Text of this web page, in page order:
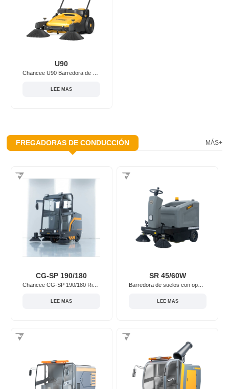
U90
Chancee U90 Barredora de piso de empuje manual/de operador a pie
LEE MAS
FREGADORAS DE CONDUCCIÓN MÁS+
CG-SP 190/180
Chancee CG-SP 190/180 Ride-on Floor Sweeper
LEE MAS
SR 45/60W
Barredora de suelos con operador a bordo Chancee SR 45/60 W
LEE MAS